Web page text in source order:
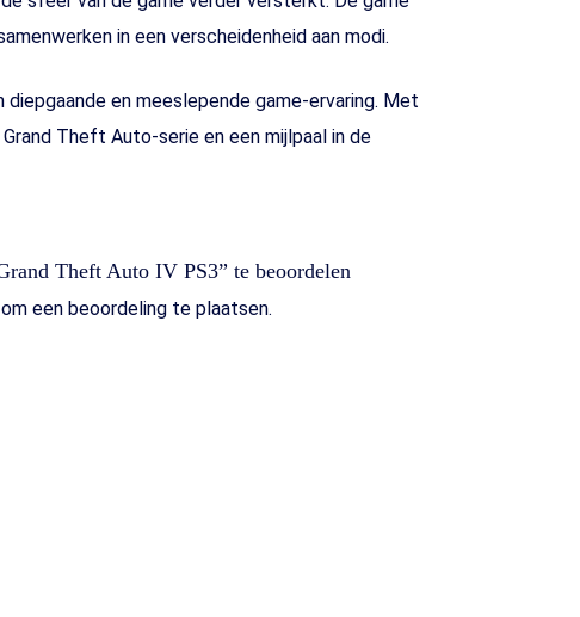
in een verscheidenheid aan modi.
en meeslepende game-ervaring. Met
Theft Auto-serie en een mijlpaal in de
Theft Auto IV PS3” te beoordelen
om een beoordeling te plaatsen.